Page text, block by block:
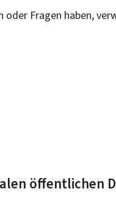
Fragen haben,
öffentlichen